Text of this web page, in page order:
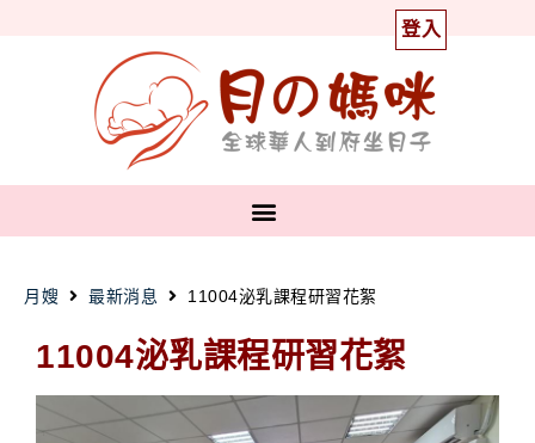
登入
月嫂 最新消息 11004泌乳課程研習花絮
11004泌乳課程研習花絮